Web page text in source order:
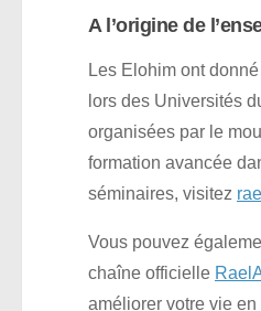
A l’origine de
Les Elohim ont
lors des Universités
organisées par le
formation avancée
séminaires, visitez
Vous pouvez
chaîne officielle
améliorer votre vie